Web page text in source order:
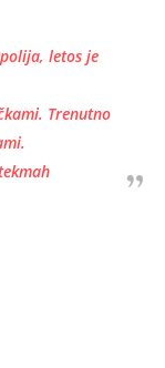
letos je
Trenutno